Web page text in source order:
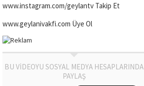
www.instagram.com/geylantv Takip Et
www.geylanivakfi.com Üye Ol
BU VİDEOYU SOSYAL MEDYA HESAPLARINDA
PAYLAŞ